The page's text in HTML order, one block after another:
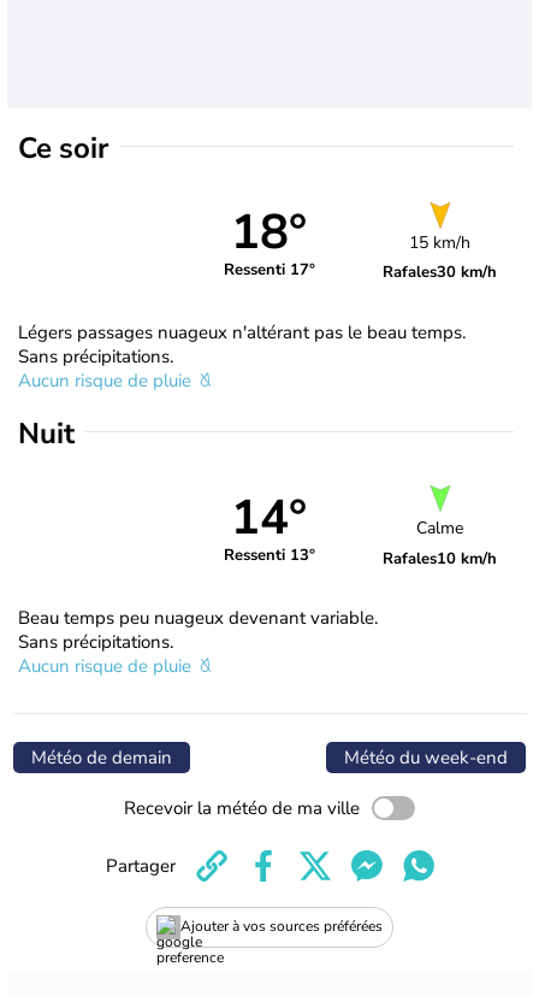
Ce soir
18°
Ressenti 17°
15 km/h
Rafales30 km/h
Légers passages nuageux n'altérant pas le beau temps.
Sans précipitations.
Aucun risque de pluie
Nuit
14°
Ressenti 13°
Calme
Rafales10 km/h
Beau temps peu nuageux devenant variable.
Sans précipitations.
Aucun risque de pluie
Météo de demain Météo du week-end
Recevoir la météo de ma ville
Ajouter à vos sources préférées
Partager